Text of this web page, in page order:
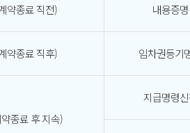
약종료 직전) 내용증명
약종료 직후) 임차권등기
종료 후 지속)
지급명령